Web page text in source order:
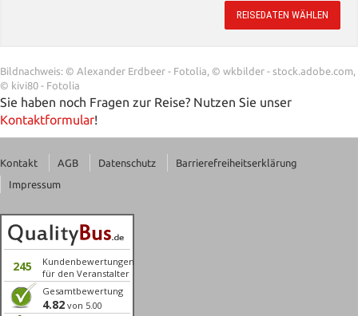
REISEDATEN WÄHLEN
Bildnachweis: © Alexander Erdbeer - Fotolia, © wkbilder - stock.adobe.com,
© kivi80 - Fotolia
Sie haben noch Fragen zur Reise? Nutzen Sie unser
Kontaktformular!
Kontakt AGB Datenschutz
Barrierefreiheitserklärung
Impressum
245
Kundenbewertungen
für den Veranstalter
Gesamtbewertung
4.82 von 5.00